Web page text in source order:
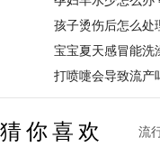
孩子烫伤后怎么处
宝宝夏天感冒能洗
打喷嚏会导致流产
猜你喜欢 流